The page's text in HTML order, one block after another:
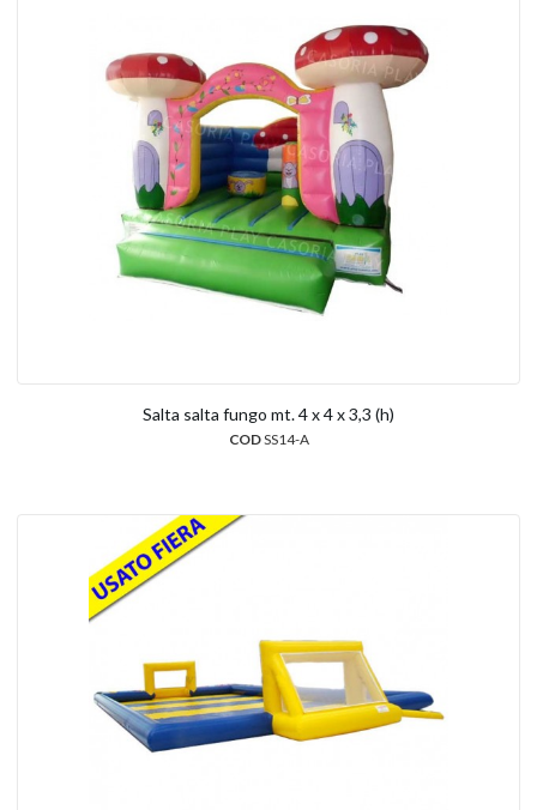
Salta salta fungo mt. 4 x 4 x 3,3 (h)
CODSS14-A